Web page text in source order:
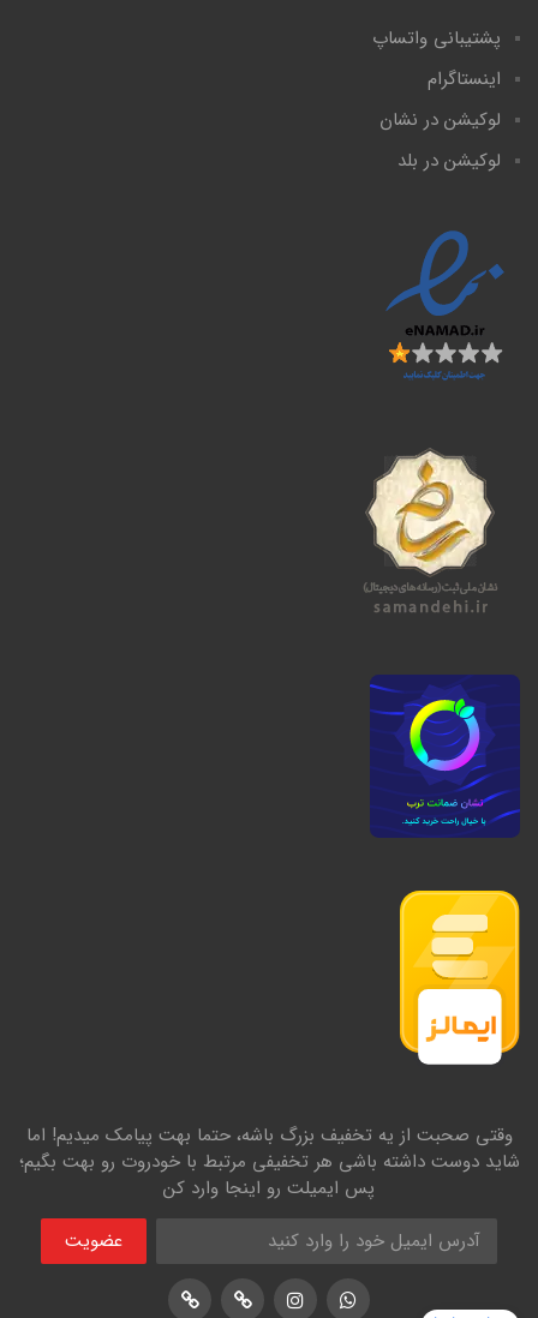
پشتیبانی واتساپ
اینستاگرام
لوکیشن در نشان
لوکیشن در بلد
وقتی صحبت از یه تخفیف بزرگ باشه، حتما بهت پیامک میدیم! اما
شاید دوست داشته باشی هر تخفیفی مرتبط با خودروت رو بهت بگیم؛
پس ایمیلت رو اینجا وارد کن
عضویت